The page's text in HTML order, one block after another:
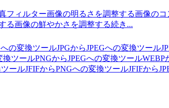
フィルター画像の明るさを調整する画像のコ
る画像の鮮やかさを調整する続き...
の変換ツールJPGからJPEGへの変換ツール
換ツールPNGからJPEGへの変換ツールWEBP
ツールJFIFからPNGへの変換ツールJFIFから